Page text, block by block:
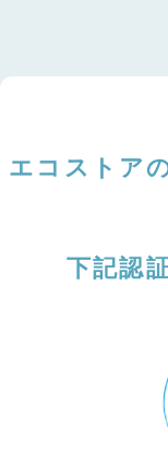
エコストア
下記認